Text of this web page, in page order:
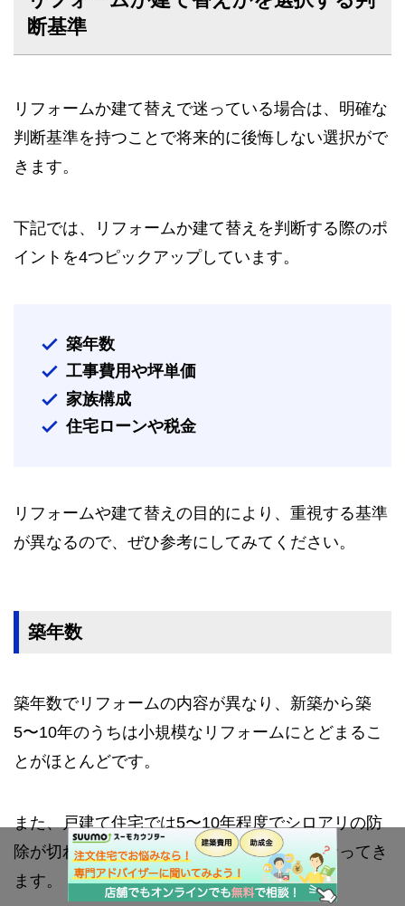
断基準
リフォームか建て替えで迷っている場合は、明確な
判断基準を持つことで将来的に後悔しない選択がで
きます。
下記では、リフォームか建て替えを判断する際のポ
イントを4つピックアップしています。
築年数
工事費用や坪単価
家族構成
住宅ローンや税金
リフォームや建て替えの目的により、重視する基準
が異なるので、ぜひ参考にしてみてください。
築年数
築年数でリフォームの内容が異なり、新築から築
5〜10年のうちは小規模なリフォームにとどまるこ
とがほとんどです。
また、戸建て住宅では5〜10年程度でシロアリの防
除が切れるため、定期的な再処理が必要になってき
ます。